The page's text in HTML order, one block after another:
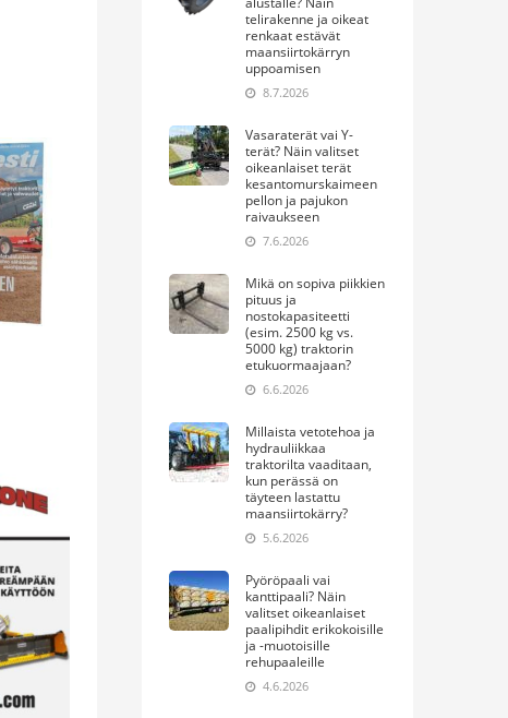
telirakenne ja oikeat
renkaat estävät
maansiirtokärryn
uppoamisen
8.7.2026
Vasaraterät vai Y-
terät? Näin valitset
oikeanlaiset terät
kesantomurskaimeen
pellon ja pajukon
raivaukseen
7.6.2026
Mikä on sopiva piikkien
pituus ja
nostokapasiteetti
(esim. 2500 kg vs.
5000 kg) traktorin
etukuormaajaan?
6.6.2026
Millaista vetotehoa ja
hydrauliikkaa
traktorilta vaaditaan,
kun perässä on
täyteen lastattu
maansiirtokärry?
5.6.2026
Pyöröpaali vai
kanttipaali? Näin
valitset oikeanlaiset
paalipihdit erikokoisille
ja -muotoisille
rehupaaleille
4.6.2026